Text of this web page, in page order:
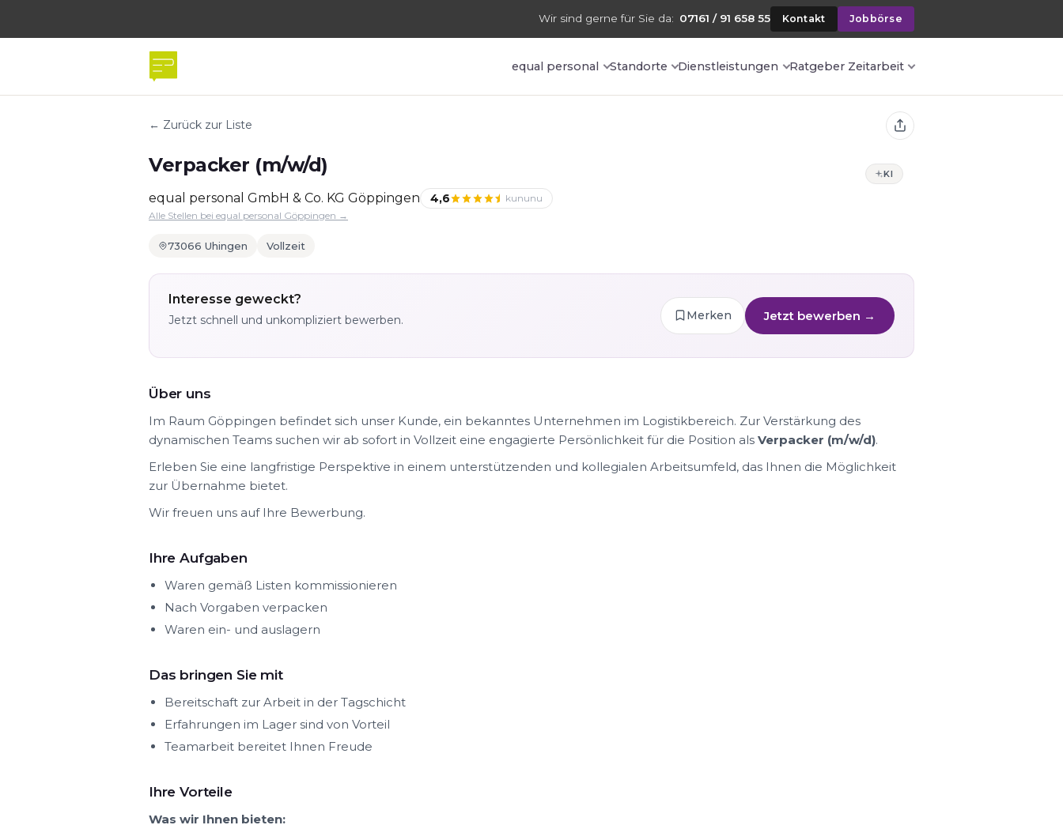
Wir sind gerne für Sie da: 07161 / 91 658 55 Kontakt Jobbörse
equal personal Standorte Dienstleistungen Ratgeber Zeitarbeit
← Zurück zur Liste
KI
Verpacker (m/w/d)
equal personal GmbH & Co. KG Göppingen 4,6
kununu
Alle Stellen bei equal personal Göppingen →
73066 Uhingen Vollzeit
Interesse geweckt?
Jetzt schnell und unkompliziert bewerben. Merken Jetzt bewerben →
Über uns
Im Raum Göppingen befindet sich unser Kunde, ein bekanntes Unternehmen im Logistikbereich. Zur Verstärkung des
dynamischen Teams suchen wir ab sofort in Vollzeit eine engagierte Persönlichkeit für die Position als Verpacker (m/w/d).
Erleben Sie eine langfristige Perspektive in einem unterstützenden und kollegialen Arbeitsumfeld, das Ihnen die Möglichkeit
zur Übernahme bietet.
Wir freuen uns auf Ihre Bewerbung.
Ihre Aufgaben
Waren gemäß Listen kommissionieren
Nach Vorgaben verpacken
Waren ein- und auslagern
Das bringen Sie mit
Bereitschaft zur Arbeit in der Tagschicht
Erfahrungen im Lager sind von Vorteil
Teamarbeit bereitet Ihnen Freude
Ihre Vorteile
Was wir Ihnen bieten: